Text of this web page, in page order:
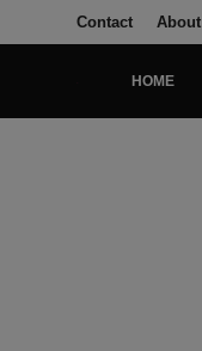
Contact About
HOME